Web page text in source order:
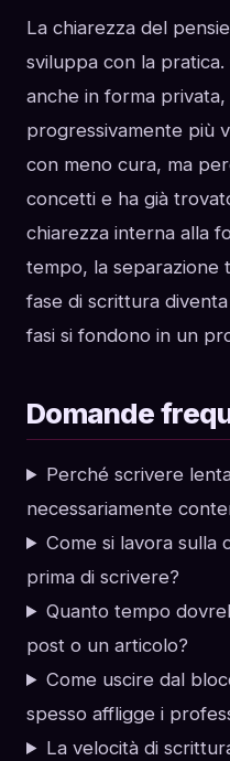
La chiarezza del
sviluppa con la
anche in forma
progressivamente più
con meno cura, ma
concetti e ha già
chiarezza interna alla
tempo, la separazione
fase di scrittura
fasi si fondono in un
Domande
Perché scrivere
necessariamente
Come si lavora sulla
prima di scrivere?
Quanto tempo
post o un articolo?
Come uscire dal
spesso affligge i
La velocità di